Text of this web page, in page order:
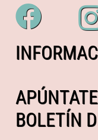
BOLETÍN